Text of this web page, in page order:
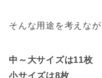
そんな用途を考えなが
中～大サイズは11枚
小サイズは8枚